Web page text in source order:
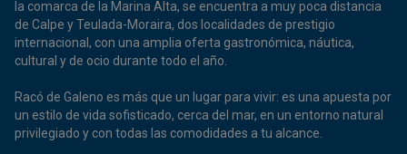
la comarca de la Marina Alta, se encuentra a muy poca distancia
de Calpe y Teulada-Moraira, dos localidades de prestigio
internacional, con una amplia oferta gastronómica, náutica,
cultural y de ocio durante todo el año.
Racó de Galeno es más que un lugar para vivir: es una apuesta por
un estilo de vida sofisticado, cerca del mar, en un entorno natural
privilegiado y con todas las comodidades a tu alcance.